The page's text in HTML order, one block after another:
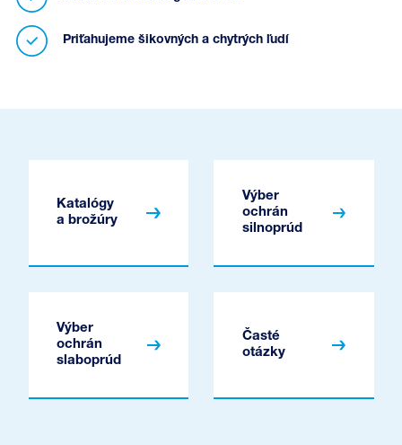
Priťahujeme šikovných a chytrých ľudí
Katalógy
a brožúry
Výber
ochrán
silnoprúd
Výber
ochrán
slaboprúd
Časté
otázky